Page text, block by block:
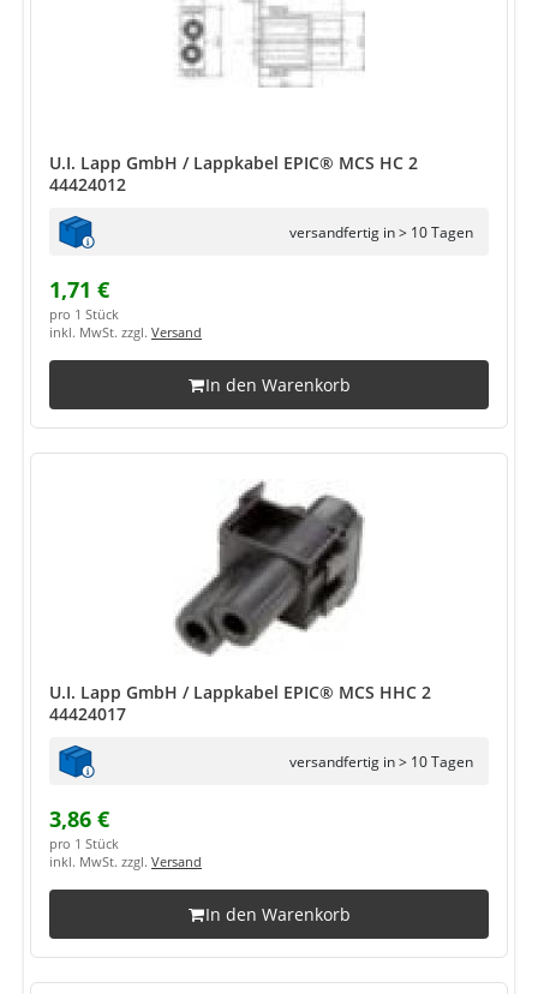
U.I. Lapp GmbH / Lappkabel EPIC® MCS HC 2
44424012
versandfertig in > 10 Tagen
1,71 €
pro 1 Stück
inkl. MwSt. zzgl. Versand
In den Warenkorb
U.I. Lapp GmbH / Lappkabel EPIC® MCS HHC 2
44424017
versandfertig in > 10 Tagen
3,86 €
pro 1 Stück
inkl. MwSt. zzgl. Versand
In den Warenkorb